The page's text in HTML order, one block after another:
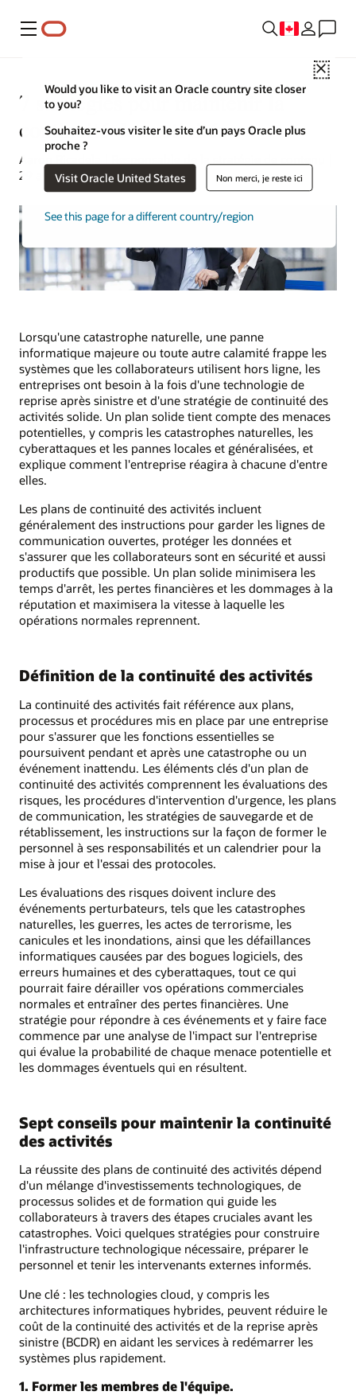
Menu
Close
Would you like to visit an Oracle country site closer
to you?
Souhaitez-vous visiter le site d’un pays Oracle plus
proche ?
Visit Oracle United States Non merci, je reste ici
See this page for a different country/region
7 stratégies pour maintenir la
continuité des activités
Aaron Ricadela | Responsable de la stratégie de contenu |
29 avril 2024
Lorsqu'une catastrophe naturelle, une panne
informatique majeure ou toute autre calamité frappe les
systèmes que les collaborateurs utilisent hors ligne, les
entreprises ont besoin à la fois d'une technologie de
reprise après sinistre et d'une stratégie de continuité des
activités solide. Un plan solide tient compte des menaces
potentielles, y compris les catastrophes naturelles, les
cyberattaques et les pannes locales et généralisées, et
explique comment l'entreprise réagira à chacune d'entre
elles.
Les plans de continuité des activités incluent
généralement des instructions pour garder les lignes de
communication ouvertes, protéger les données et
s'assurer que les collaborateurs sont en sécurité et aussi
productifs que possible. Un plan solide minimisera les
temps d'arrêt, les pertes financières et les dommages à la
réputation et maximisera la vitesse à laquelle les
opérations normales reprennent.
Définition de la continuité des activités
La continuité des activités fait référence aux plans,
processus et procédures mis en place par une entreprise
pour s'assurer que les fonctions essentielles se
poursuivent pendant et après une catastrophe ou un
événement inattendu. Les éléments clés d'un plan de
continuité des activités comprennent les évaluations des
risques, les procédures d'intervention d'urgence, les plans
de communication, les stratégies de sauvegarde et de
rétablissement, les instructions sur la façon de former le
personnel à ses responsabilités et un calendrier pour la
mise à jour et l'essai des protocoles.
Les évaluations des risques doivent inclure des
événements perturbateurs, tels que les catastrophes
naturelles, les guerres, les actes de terrorisme, les
canicules et les inondations, ainsi que les défaillances
informatiques causées par des bogues logiciels, des
erreurs humaines et des cyberattaques, tout ce qui
pourrait faire dérailler vos opérations commerciales
normales et entraîner des pertes financières. Une
stratégie pour répondre à ces événements et y faire face
commence par une analyse de l'impact sur l'entreprise
qui évalue la probabilité de chaque menace potentielle et
les dommages éventuels qui en résultent.
Sept conseils pour maintenir la continuité
des activités
La réussite des plans de continuité des activités dépend
d'un mélange d'investissements technologiques, de
processus solides et de formation qui guide les
collaborateurs à travers des étapes cruciales avant les
catastrophes. Voici quelques stratégies pour construire
l'infrastructure technologique nécessaire, préparer le
personnel et tenir les intervenants externes informés.
Une clé : les technologies cloud, y compris les
architectures informatiques hybrides, peuvent réduire le
coût de la continuité des activités et de la reprise après
sinistre (BCDR) en aidant les services à redémarrer les
systèmes plus rapidement.
1. Former les membres de l'équipe.